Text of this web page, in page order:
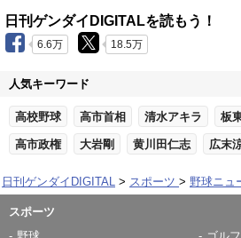
日刊ゲンダイDIGITALを読もう！
6.6万 18.5万
人気キーワード
高校野球 高市首相 清水アキラ 板
高市政権 大岩剛 黄川田仁志 広末
日刊ゲンダイDIGITAL スポーツ 野球ニュ
スポーツ